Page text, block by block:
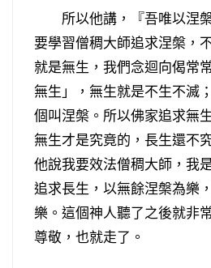
所以他講，『吾唯以涅槃
要學習僧稠大師追求涅槃，
就是無生，我們念迴向偈常
無生」，無生就是不生不滅
個叫涅槃。所以佛家追求無
無生才是究竟的，長生還不
他說我要效法僧稠大師，我
追求長生，以無餘涅槃為樂
樂。這個神人聽了之後就非
尊敬，也就走了。